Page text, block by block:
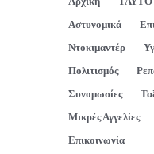
Αστυνομικά
Ντοκιμαντέρ
Πολιτισμός
Συνομωσίες
Μικρές Αγγελίες
Επικοινωνία